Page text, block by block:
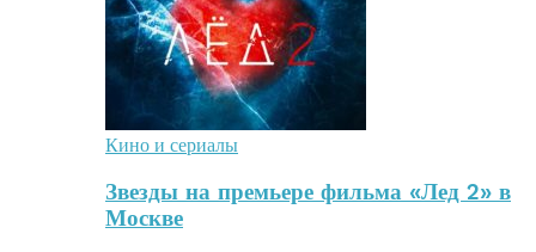
Кино и сериалы
Звезды на премьере фильма «Лед 2» в
Москве